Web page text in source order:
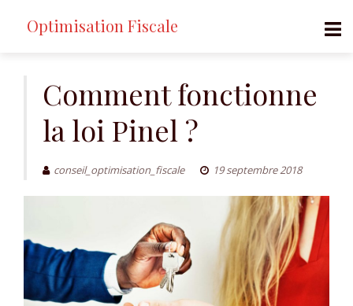
Optimisation Fiscale
Comment fonctionne
la loi Pinel ?
conseil_optimisation_fiscale 19 septembre 2018